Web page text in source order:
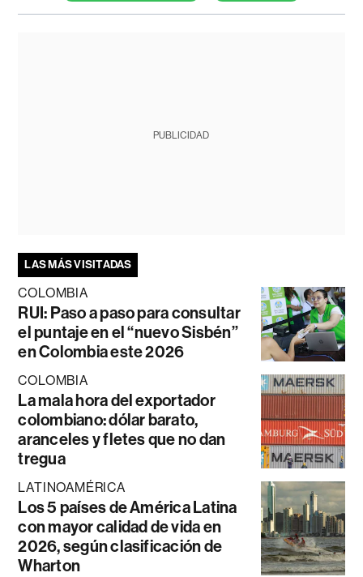
PUBLICIDAD
LAS MÁS VISITADAS
COLOMBIA
RUI: Paso a paso para consultar
el puntaje en el “nuevo Sisbén”
en Colombia este 2026
COLOMBIA
La mala hora del exportador
colombiano: dólar barato,
aranceles y fletes que no dan
tregua
LATINOAMÉRICA
Los 5 países de América Latina
con mayor calidad de vida en
2026, según clasificación de
Wharton